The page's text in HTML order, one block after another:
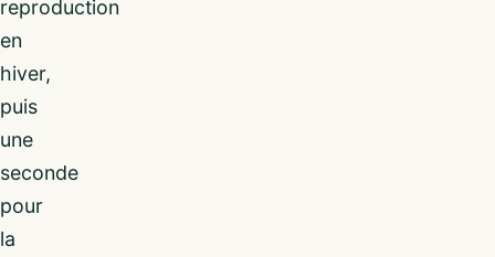
reproduction
en
hiver,
puis
une
seconde
pour
la